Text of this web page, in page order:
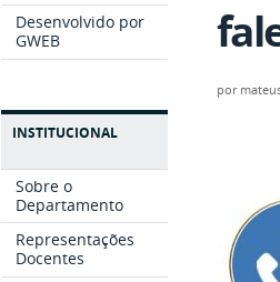
Desenvolvido por
GWEB
INSTITUCIONAL
Sobre o
Departamento
Representações
Docentes
por